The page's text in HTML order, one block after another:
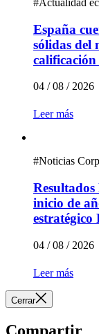
#Actualidad
España
sólidas del
calificación
04 / 08 / 2026
Leer más
#Noticias
inicio de
estratégico
04 / 08 / 2026
Leer más
Cerrar
Compartir